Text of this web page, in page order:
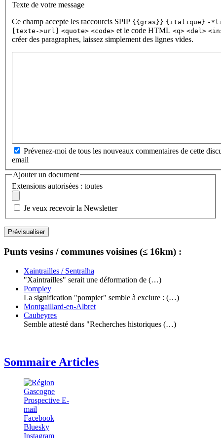
Texte de votre message
Ce champ accepte les raccourcis SPIP {{gras}} {italique} -
[texte->url] <quote> <code> et le code HTML <q> <del>
créer des paragraphes, laissez simplement des lignes vides.
Prévenez-moi de tous les nouveaux commentaires de cette
email
Ajouter un document
Extensions autorisées : toutes
Je veux recevoir la Newsletter
Punts vesins / communes voisines (≤ 16km) :
Xaintrailles / Sentralha
"Xaintrailles" serait une déformation de (…)
Pompiey
La signification "pompier" semble à exclure : (…)
Montgaillard-en-Albret
Caubeyres
Semble attesté dans "Recherches historiques (…)
Sommaire Articles